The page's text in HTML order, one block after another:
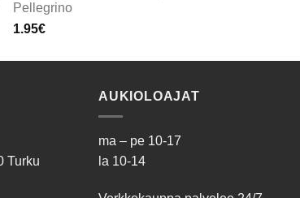
Pellegrino
1.95€
Turku
AUKIOLOAJAT
ma – pe 10-17
la 10-14